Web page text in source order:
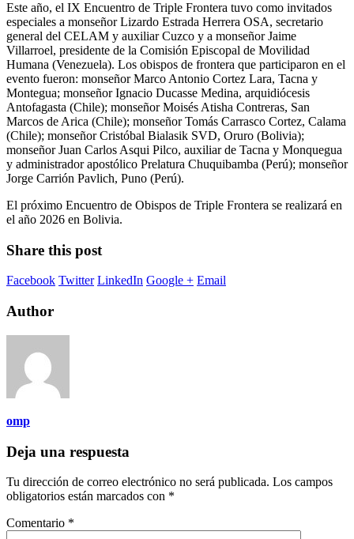
Este año, el IX Encuentro de Triple Frontera tuvo como invitados
especiales a monseñor Lizardo Estrada Herrera OSA, secretario
general del CELAM y auxiliar Cuzco y a monseñor Jaime
Villarroel, presidente de la Comisión Episcopal de Movilidad
Humana (Venezuela). Los obispos de frontera que participaron en el
evento fueron: monseñor Marco Antonio Cortez Lara, Tacna y
Montegua; monseñor Ignacio Ducasse Medina, arquidiócesis
Antofagasta (Chile); monseñor Moisés Atisha Contreras, San
Marcos de Arica (Chile); monseñor Tomás Carrasco Cortez, Calama
(Chile); monseñor Cristóbal Bialasik SVD, Oruro (Bolivia);
monseñor Juan Carlos Asqui Pilco, auxiliar de Tacna y Monquegua
y administrador apostólico Prelatura Chuquibamba (Perú); monseñor
Jorge Carrión Pavlich, Puno (Perú).
El próximo Encuentro de Obispos de Triple Frontera se realizará en
el año 2026 en Bolivia.
Share this post
Facebook Twitter LinkedIn Google + Email
Author
omp
Deja una respuesta
Tu dirección de correo electrónico no será publicada. Los campos
obligatorios están marcados con *
Comentario *